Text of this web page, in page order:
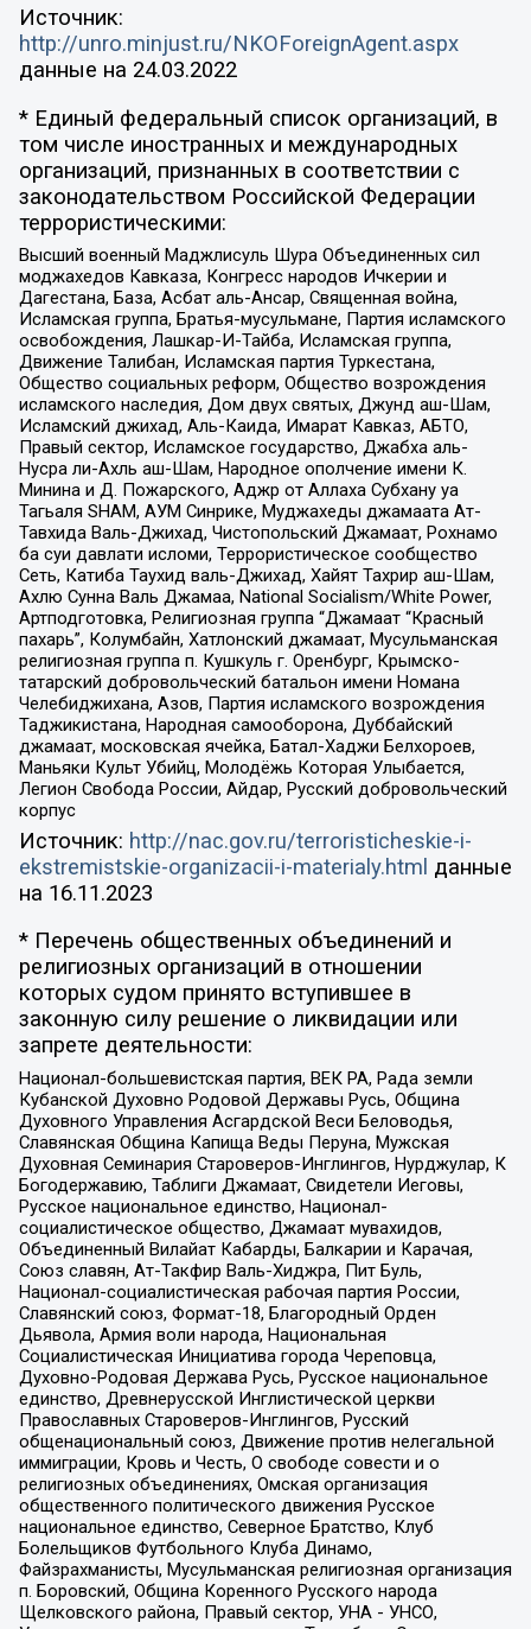
Источник:
http://unro.minjust.ru/NKOForeignAgent.aspx
данные на 24.03.2022
* Единый федеральный список организаций, в
том числе иностранных и международных
организаций, признанных в соответствии с
законодательством Российской Федерации
террористическими:
Высший военный Маджлисуль Шура Объединенных сил
моджахедов Кавказа, Конгресс народов Ичкерии и
Дагестана, База, Асбат аль-Ансар, Священная война,
Исламская группа, Братья-мусульмане, Партия исламского
освобождения, Лашкар-И-Тайба, Исламская группа,
Движение Талибан, Исламская партия Туркестана,
Общество социальных реформ, Общество возрождения
исламского наследия, Дом двух святых, Джунд аш-Шам,
Исламский джихад, Аль-Каида, Имарат Кавказ, АБТО,
Правый сектор, Исламское государство, Джабха аль-
Нусра ли-Ахль аш-Шам, Народное ополчение имени К.
Минина и Д. Пожарского, Аджр от Аллаха Субхану уа
Тагьаля SHAM, АУМ Синрике, Муджахеды джамаата Ат-
Тавхида Валь-Джихад, Чистопольский Джамаат, Рохнамо
ба суи давлати исломи, Террористическое сообщество
Сеть, Катиба Таухид валь-Джихад, Хайят Тахрир аш-Шам,
Ахлю Сунна Валь Джамаа, National Socialism/White Power,
Артподготовка, Религиозная группа “Джамаат “Красный
пахарь”, Колумбайн, Хатлонский джамаат, Мусульманская
религиозная группа п. Кушкуль г. Оренбург, Крымско-
татарский добровольческий батальон имени Номана
Челебиджихана, Азов, Партия исламского возрождения
Таджикистана, Народная самооборона, Дуббайский
джамаат, московская ячейка, Батал-Хаджи Белхороев,
Маньяки Культ Убийц, Молодёжь Которая Улыбается,
Легион Свобода России, Айдар, Русский добровольческий
корпус
Источник: http://nac.gov.ru/terroristicheskie-i-
ekstremistskie-organizacii-i-materialy.html данные
на 16.11.2023
* Перечень общественных объединений и
религиозных организаций в отношении
которых судом принято вступившее в
законную силу решение о ликвидации или
запрете деятельности:
Национал-большевистская партия, ВЕК РА, Рада земли
Кубанской Духовно Родовой Державы Русь, Община
Духовного Управления Асгардской Веси Беловодья,
Славянская Община Капища Веды Перуна, Мужская
Духовная Семинария Староверов-Инглингов, Нурджулар, К
Богодержавию, Таблиги Джамаат, Свидетели Иеговы,
Русское национальное единство, Национал-
социалистическое общество, Джамаат мувахидов,
Объединенный Вилайат Кабарды, Балкарии и Карачая,
Союз славян, Ат-Такфир Валь-Хиджра, Пит Буль,
Национал-социалистическая рабочая партия России,
Славянский союз, Формат-18, Благородный Орден
Дьявола, Армия воли народа, Национальная
Социалистическая Инициатива города Череповца,
Духовно-Родовая Держава Русь, Русское национальное
единство, Древнерусской Инглистической церкви
Православных Староверов-Инглингов, Русский
общенациональный союз, Движение против нелегальной
иммиграции, Кровь и Честь, О свободе совести и о
религиозных объединениях, Омская организация
общественного политического движения Русское
национальное единство, Северное Братство, Клуб
Болельщиков Футбольного Клуба Динамо,
Файзрахманисты, Мусульманская религиозная организация
п. Боровский, Община Коренного Русского народа
Щелковского района, Правый сектор, УНА - УНСО,